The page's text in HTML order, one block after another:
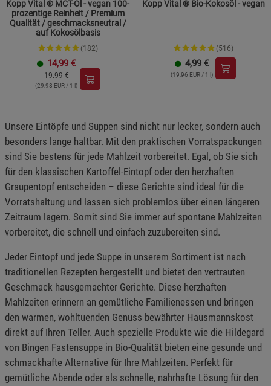
Kopp Vital ® MCT-Öl - vegan 100-
prozentige Reinheit / Premium
Qualität / geschmacksneutral /
auf Kokosölbasis
(182)
14,99 €
19.99 €
(29,98 EUR / 1 l)
Kopp Vital ® Bio-Kokosöl - vegan
(516)
4,99 €
(19,96 EUR / 1 l)
Unsere Eintöpfe und Suppen sind nicht nur lecker, sondern auch
besonders lange haltbar. Mit den praktischen Vorratspackungen
sind Sie bestens für jede Mahlzeit vorbereitet. Egal, ob Sie sich
für den klassischen Kartoffel-Eintopf oder den herzhaften
Graupentopf entscheiden – diese Gerichte sind ideal für die
Vorratshaltung und lassen sich problemlos über einen längeren
Zeitraum lagern. Somit sind Sie immer auf spontane Mahlzeiten
vorbereitet, die schnell und einfach zuzubereiten sind.
Jeder Eintopf und jede Suppe in unserem Sortiment ist nach
traditionellen Rezepten hergestellt und bietet den vertrauten
Geschmack hausgemachter Gerichte. Diese herzhaften
Mahlzeiten erinnern an gemütliche Familienessen und bringen
den warmen, wohltuenden Genuss bewährter Hausmannskost
direkt auf Ihren Teller. Auch spezielle Produkte wie die Hildegard
von Bingen Fastensuppe in Bio-Qualität bieten eine gesunde und
schmackhafte Alternative für Ihre Mahlzeiten. Perfekt für
gemütliche Abende oder als schnelle, nahrhafte Lösung für den
Statistik Cookies (2)
Beschreibung Statistik Cookies
Cookie-Informationen anzeigen
Beschreibung Marketing Cookies
Cookie-Informationen
Datenschutzerklärung Impressum